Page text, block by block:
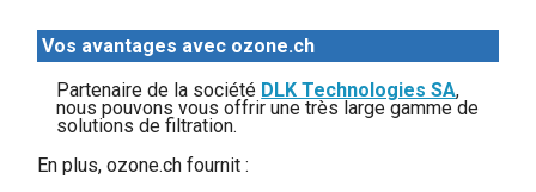
Vos avantages avec ozone.ch
Partenaire de la société DLK Technologies SA,
nous pouvons vous offrir une très large gamme de
solutions de filtration.
En plus, ozone.ch fournit :